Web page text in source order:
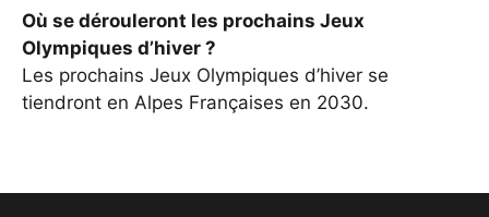
Où se dérouleront les prochains Jeux
Olympiques d’hiver ?
Les prochains Jeux Olympiques d’hiver se
tiendront en Alpes Françaises en 2030.